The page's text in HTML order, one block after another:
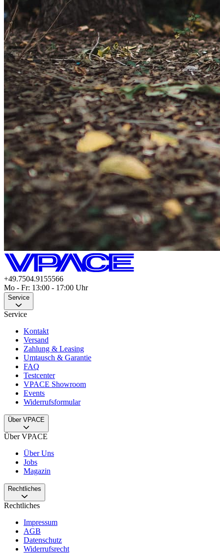
+49.7504.9155566
Mo - Fr: 13:00 - 17:00 Uhr
Service
Service
Kontakt
Versand
Zahlung & Leasing
Umtausch & Garantie
FAQ
Testcenter
VPACE Showroom
Events
Widerrufsformular
Über VPACE
Über VPACE
Über Uns
Jobs
Magazin
Rechtliches
Rechtliches
Impressum
AGB
Datenschutz
Widerrufsrecht